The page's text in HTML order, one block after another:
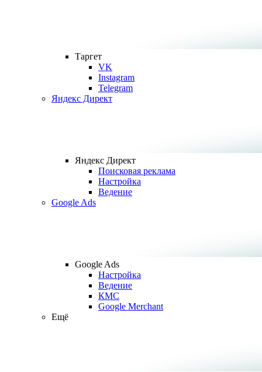
Таргет
VK
Instagram
Telegram
Яндекс Директ
Яндекс Директ
Поисковая реклама
Настройка
Ведение
Google Ads
Google Ads
Настройка
Ведение
КМС
Google Merchant
Ещё